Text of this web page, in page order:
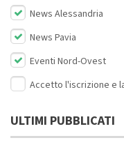
News Alessandria
News Pavia
Eventi Nord-Ovest
Accetto l'iscrizione e
ULTIMI PUBBLICATI